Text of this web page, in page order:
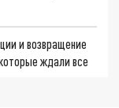
и возвращение
ждали все